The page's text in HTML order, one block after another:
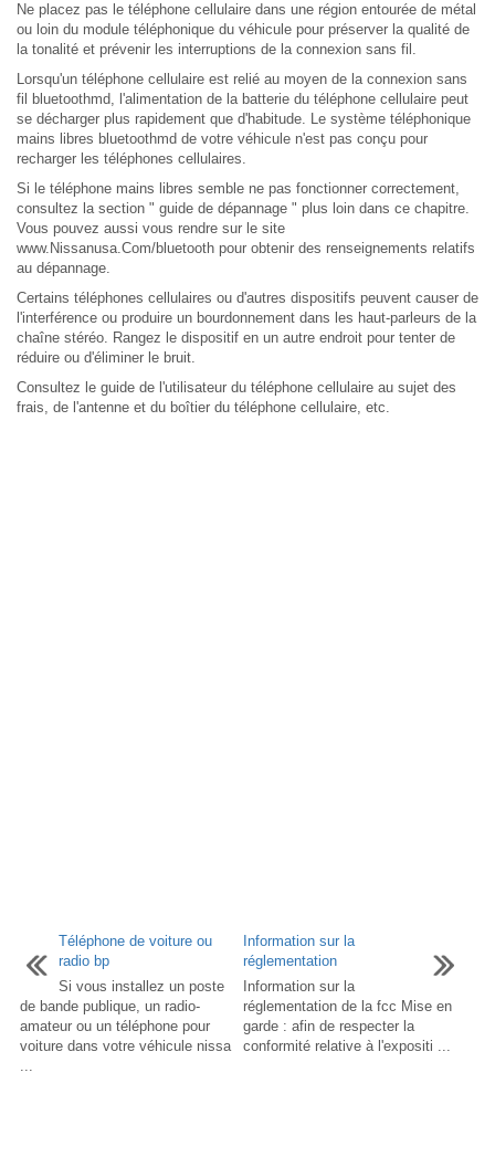
Ne placez pas le téléphone cellulaire dans une région entourée de métal
ou loin du module téléphonique du véhicule pour préserver la qualité de
la tonalité et prévenir les interruptions de la connexion sans fil.
Lorsqu'un téléphone cellulaire est relié au moyen de la connexion sans
fil bluetoothmd, l'alimentation de la batterie du téléphone cellulaire peut
se décharger plus rapidement que d'habitude. Le système téléphonique
mains libres bluetoothmd de votre véhicule n'est pas conçu pour
recharger les téléphones cellulaires.
Si le téléphone mains libres semble ne pas fonctionner correctement,
consultez la section " guide de dépannage " plus loin dans ce chapitre.
Vous pouvez aussi vous rendre sur le site
www.Nissanusa.Com/bluetooth pour obtenir des renseignements relatifs
au dépannage.
Certains téléphones cellulaires ou d'autres dispositifs peuvent causer de
l'interférence ou produire un bourdonnement dans les haut-parleurs de la
chaîne stéréo. Rangez le dispositif en un autre endroit pour tenter de
réduire ou d'éliminer le bruit.
Consultez le guide de l'utilisateur du téléphone cellulaire au sujet des
frais, de l'antenne et du boîtier du téléphone cellulaire, etc.
Téléphone de voiture ou
radio bp
Si vous installez un poste
de bande publique, un radio-
amateur ou un téléphone pour
voiture dans votre véhicule nissa
...
Information sur la
réglementation
Information sur la
réglementation de la fcc Mise en
garde : afin de respecter la
conformité relative à l'expositi ...